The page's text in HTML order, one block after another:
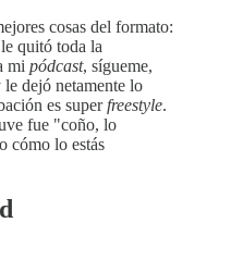
cosas del formato:
quitó toda la
mi pódcast, sígueme,
dejó netamente lo
es superfreestyle.
fue "coño, lo
cómo lo estás